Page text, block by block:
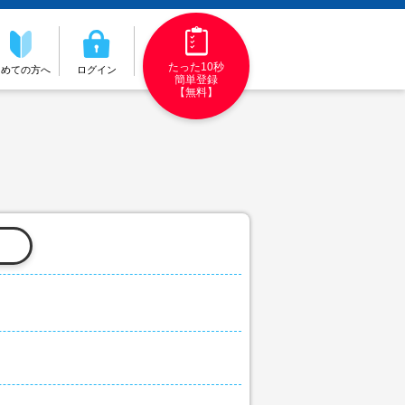
ての方へ ログイン
たった10秒
簡単登録
【無料】